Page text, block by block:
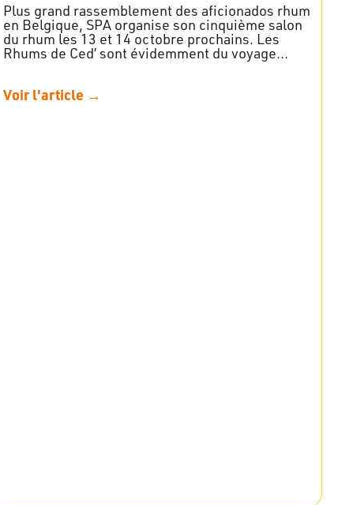
Plus grand rassemblement des aficionados rhum
en Belgique, SPA organise son cinquième salon
du rhum les 13 et 14 octobre prochains. Les
Rhums de Ced’ sont évidemment du voyage…
Voir l'article →